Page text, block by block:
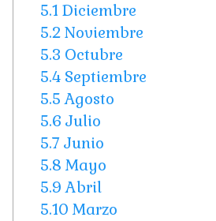
5.1 Diciembre
5.2 Noviembre
5.3 Octubre
5.4 Septiembre
5.5 Agosto
5.6 Julio
5.7 Junio
5.8 Mayo
5.9 Abril
5.10 Marzo